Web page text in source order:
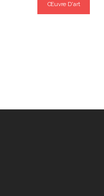
Œuvre D'art